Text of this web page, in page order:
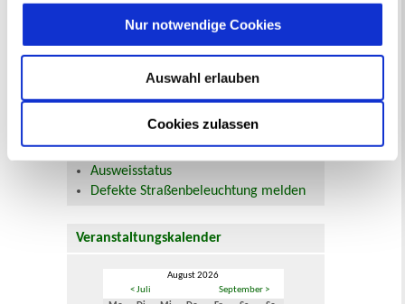
Cookies zulassen
Auswahl erlauben
Nur notwendige Cookies
Gewerbeangelegenheiten
Urkundenservice
Online-Service (Serviceportal)
E-Rechnung FAQ
Bürgerservice von A-Z
Ausweisstatus
Defekte Straßenbeleuchtung melden
Veranstaltungskalender
August 2026
< Juli
September >